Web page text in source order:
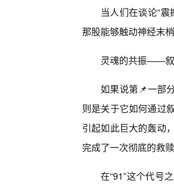
当人们在谈论“
那股能够触动神经末
灵魂的共振——叙
如果说第📌一部
则是关于它如何通过
引起如此巨大的轰动
完成了一次彻底的救赎
在“91”这个代号